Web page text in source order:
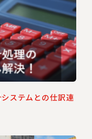
ステムとの仕訳連